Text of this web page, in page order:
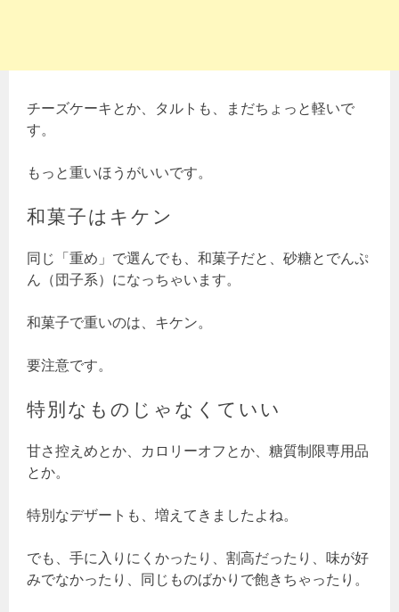
チーズケーキとか、タルトも、まだちょっと軽いで
す。
もっと重いほうがいいです。
和菓子はキケン
同じ「重め」で選んでも、和菓子だと、砂糖とでんぷ
ん（団子系）になっちゃいます。
和菓子で重いのは、キケン。
要注意です。
特別なものじゃなくていい
甘さ控えめとか、カロリーオフとか、糖質制限専用品
とか。
特別なデザートも、増えてきましたよね。
でも、手に入りにくかったり、割高だったり、味が好
みでなかったり、同じものばかりで飽きちゃったり。